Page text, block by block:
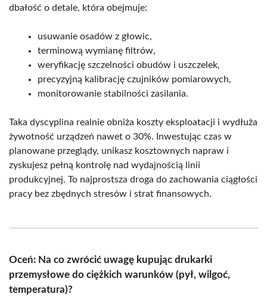
dbałość o detale, która obejmuje:
usuwanie osadów z głowic,
terminową wymianę filtrów,
weryfikację szczelności obudów i uszczelek,
precyzyjną kalibrację czujników pomiarowych,
monitorowanie stabilności zasilania.
Taka dyscyplina realnie obniża koszty eksploatacji i wydłuża
żywotność urządzeń nawet o 30%. Inwestując czas w
planowane przeglądy, unikasz kosztownych napraw i
zyskujesz pełną kontrolę nad wydajnością linii
produkcyjnej. To najprostsza droga do zachowania ciągłości
pracy bez zbędnych stresów i strat finansowych.
Oceń: Na co zwrócić uwagę kupując drukarki
przemysłowe do ciężkich warunków (pył, wilgoć,
temperatura)?